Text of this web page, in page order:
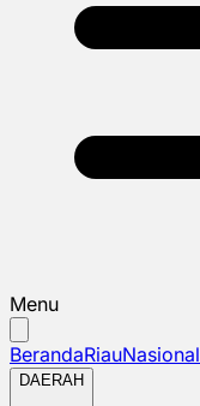
Menu
BerandaRiauNasional
DAERAH